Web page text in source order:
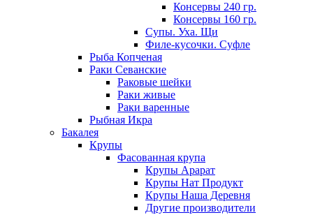
Консервы 240 гр.
Консервы 160 гр.
Супы. Уха. Щи
Филе-кусочки. Суфле
Рыба Копченая
Раки Севанские
Раковые шейки
Раки живые
Раки варенные
Рыбная Икра
Бакалея
Крупы
Фасованная крупа
Крупы Арарат
Крупы Нат Продукт
Крупы Наша Деревня
Другие производители